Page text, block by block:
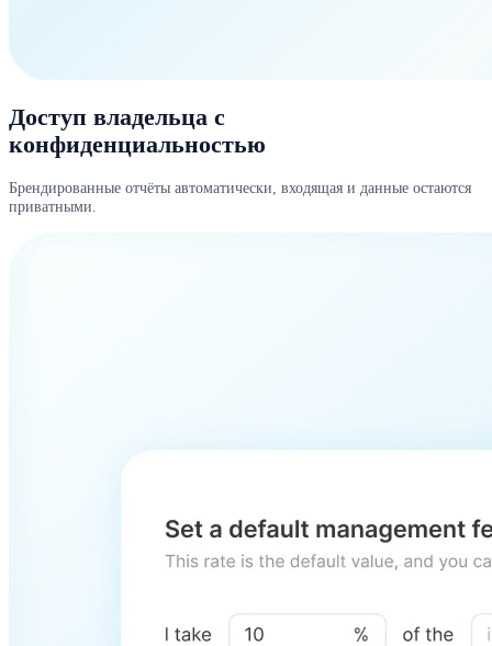
Доступ владельца с
конфиденциальностью
Брендированные отчёты автоматически, входящая и данные остаются
приватными.